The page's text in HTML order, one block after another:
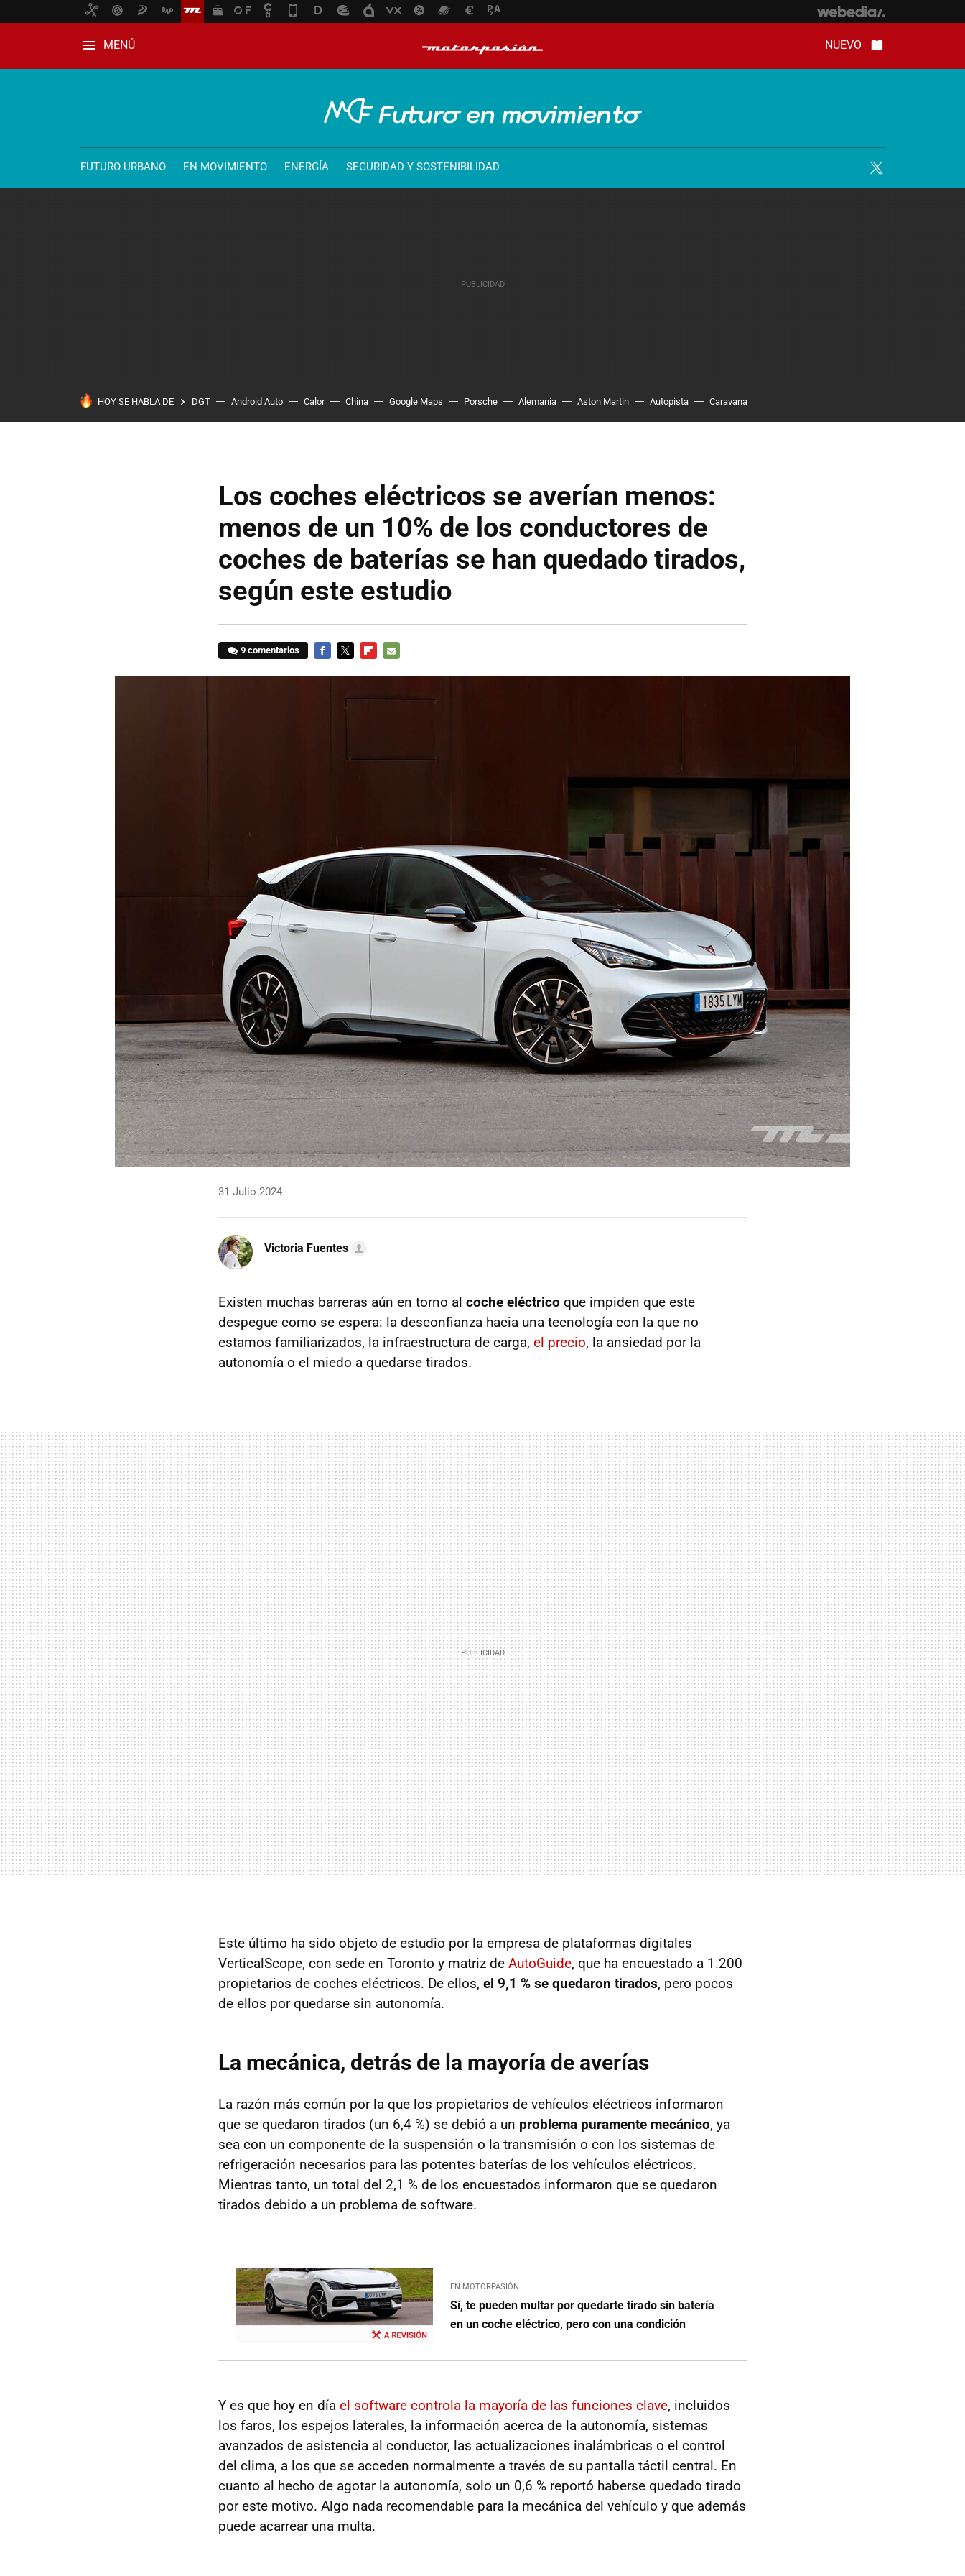
MENÚ NUEVO
FUTURO URBANO EN MOVIMIENTO ENERGÍA SEGURIDAD Y SOSTENIBILIDAD
HOY SE HABLA DE DGT Android Auto Calor China Google Maps Porsche Alemania Aston Martin Autopista Caravana
Los coches eléctricos se averían menos:
menos de un 10% de los conductores de
coches de baterías se han quedado tirados,
según este estudio
9 comentarios
31 Julio 2024
Victoria Fuentes
Existen muchas barreras aún en torno al coche eléctrico que impiden que este
despegue como se espera: la desconfianza hacia una tecnología con la que no
estamos familiarizados, la infraestructura de carga, el precio, la ansiedad por la
autonomía o el miedo a quedarse tirados.
Este último ha sido objeto de estudio por la empresa de plataformas digitales
VerticalScope, con sede en Toronto y matriz de AutoGuide, que ha encuestado a 1.200
propietarios de coches eléctricos. De ellos, el 9,1 % se quedaron tirados, pero pocos
de ellos por quedarse sin autonomía.
La mecánica, detrás de la mayoría de averías
La razón más común por la que los propietarios de vehículos eléctricos informaron
que se quedaron tirados (un 6,4 %) se debió a un problema puramente mecánico, ya
sea con un componente de la suspensión o la transmisión o con los sistemas de
refrigeración necesarios para las potentes baterías de los vehículos eléctricos.
Mientras tanto, un total del 2,1 % de los encuestados informaron que se quedaron
tirados debido a un problema de software.
EN MOTORPASIÓN
Sí, te pueden multar por quedarte tirado sin batería
en un coche eléctrico, pero con una condición
Y es que hoy en día el software controla la mayoría de las funciones clave, incluidos
los faros, los espejos laterales, la información acerca de la autonomía, sistemas
avanzados de asistencia al conductor, las actualizaciones inalámbricas o el control
del clima, a los que se acceden normalmente a través de su pantalla táctil central. En
cuanto al hecho de agotar la autonomía, solo un 0,6 % reportó haberse quedado tirado
por este motivo. Algo nada recomendable para la mecánica del vehículo y que además
puede acarrear una multa.